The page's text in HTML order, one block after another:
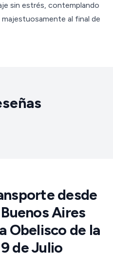
sin estrés, contemplando
majestuosamente al final de
desde
Aires
Obelisco de la
de Julio